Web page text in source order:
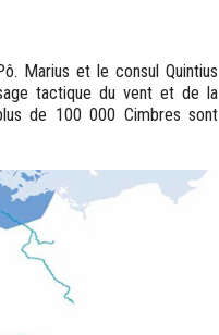
Marius et le consul Quintius
tactique du vent et de la
de 100 000 Cimbres sont